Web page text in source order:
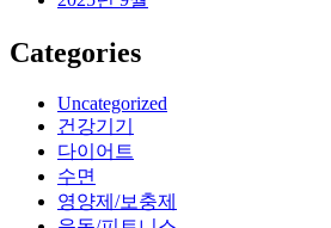
Categories
Uncategorized
건강기기
다이어트
수면
영양제/보충제